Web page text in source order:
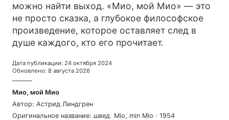
можно найти выход. «Мио, мой Мио» — это
не просто сказка, а глубокое философское
произведение, которое оставляет след в
душе каждого, кто его прочитает.
Дата публикации: 24 октября 2024
Обновлено: 8 августа 2026
———
Мио, мой Мио
Автор: Астрид Линдгрен
Оригинальное название: швед. Mio, min Mio · 1954